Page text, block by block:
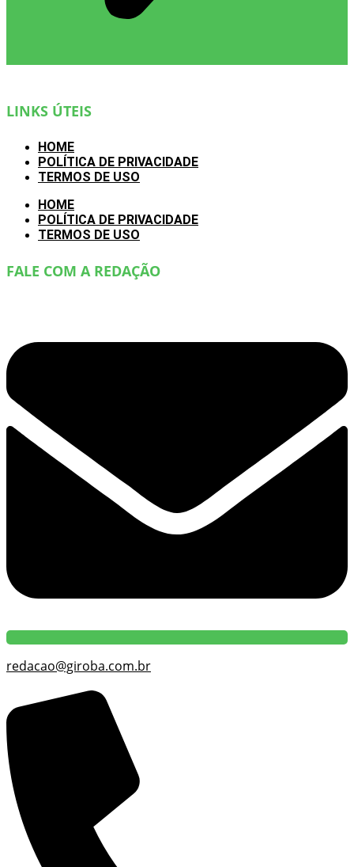
LINKS ÚTEIS
HOME
POLÍTICA DE PRIVACIDADE
TERMOS DE USO
HOME
POLÍTICA DE PRIVACIDADE
TERMOS DE USO
FALE COM A REDAÇÃO
redacao@giroba.com.br